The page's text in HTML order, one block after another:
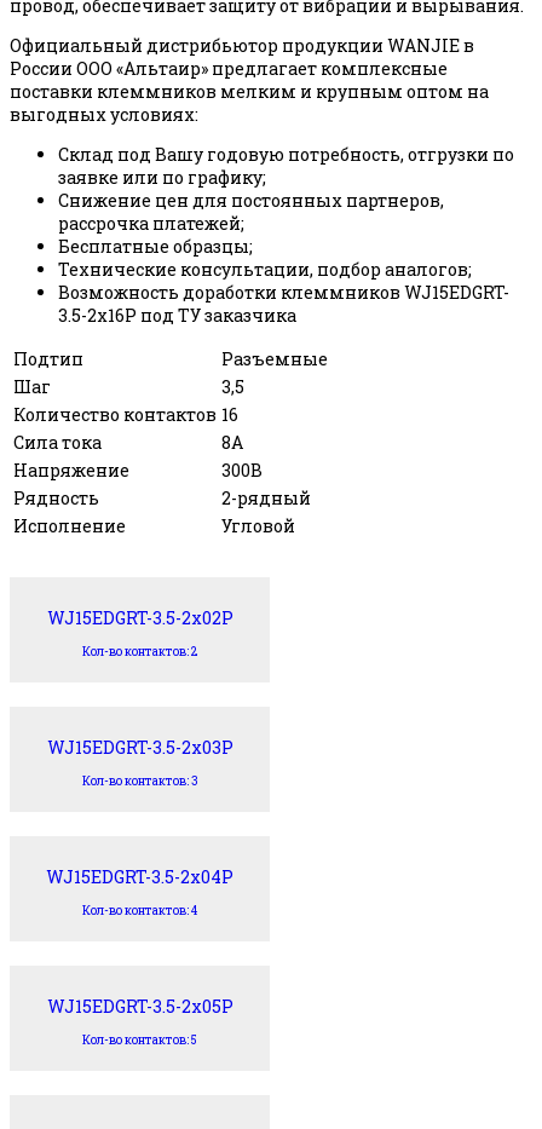
провод, обеспечивает защиту от вибрации и вырывания.
Официальный дистрибьютор продукции WANJIE в
России ООО «Альтаир» предлагает комплексные
поставки клеммников мелким и крупным оптом на
выгодных условиях:
Склад под Вашу годовую потребность, отгрузки по
заявке или по графику;
Снижение цен для постоянных партнеров,
рассрочка платежей;
Бесплатные образцы;
Технические консультации, подбор аналогов;
Возможность доработки клеммников WJ15EDGRT-
3.5-2x16P под ТУ заказчика
Подтип
Разъемные
Шаг
3,5
Количество контактов 16
Сила тока
8А
Напряжение
300В
Рядность
2-рядный
Исполнение
Угловой
WJ15EDGRT-3.5-2x02P
Кол-во контактов: 2
WJ15EDGRT-3.5-2x03P
Кол-во контактов: 3
WJ15EDGRT-3.5-2x04P
Кол-во контактов: 4
WJ15EDGRT-3.5-2x05P
Кол-во контактов: 5